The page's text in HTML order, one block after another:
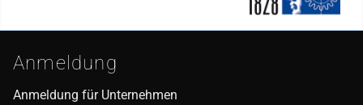
Anmeldung
Anmeldung für Unternehmen